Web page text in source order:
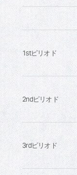
1stピリオド
2ndピリオド
3rdピリオド